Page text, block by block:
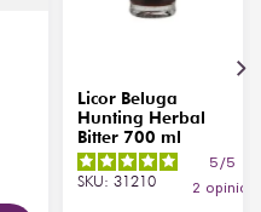
Licor Beluga
Hunting Herbal
Bitter 700 ml
5 /5
2
SKU:31210